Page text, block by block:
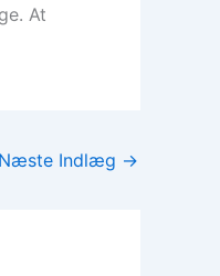
At
Næste Indlæg →